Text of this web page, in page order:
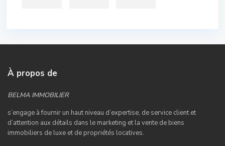
À propos de
BELMA IMMOBILIER
s’engage à fournir un haut niveau d’expertise, de service client et
d’attention aux détails dans le marketing et la vente de biens
immobiliers de luxe et de propriétés locatives.